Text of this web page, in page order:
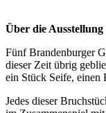
Über die Ausstellung
Fünf Brandenburger
dieser Zeit übrig
ein Stück Seife, einen
Jedes dieser